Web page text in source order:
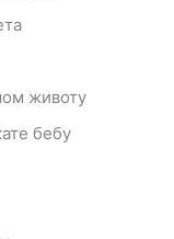
животу
бебу